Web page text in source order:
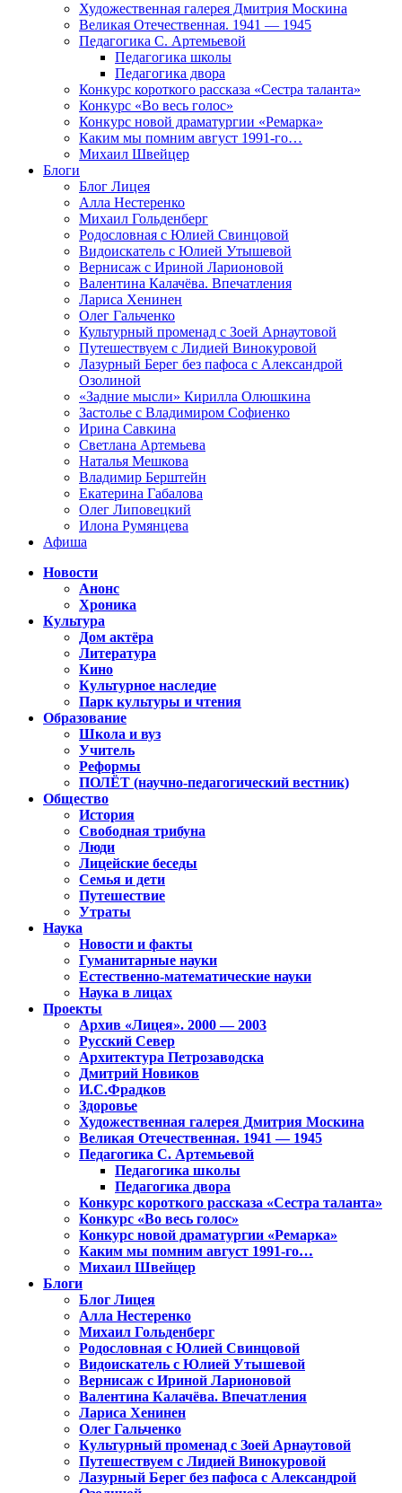
Художественная галерея Дмитрия Москина
Великая Отечественная. 1941 — 1945
Педагогика С. Артемьевой
Педагогика школы
Педагогика двора
Конкурс короткого рассказа «Сестра таланта»
Конкурс «Во весь голос»
Конкурс новой драматургии «Ремарка»
Каким мы помним август 1991-го…
Михаил Швейцер
Блоги
Блог Лицея
Алла Нестеренко
Михаил Гольденберг
Родословная с Юлией Свинцовой
Видоискатель с Юлией Утышевой
Вернисаж с Ириной Ларионовой
Валентина Калачёва. Впечатления
Лариса Хенинен
Олег Гальченко
Культурный променад с Зоей Арнаутовой
Путешествуем с Лидией Винокуровой
Лазурный Берег без пафоса с Александрой
Озолиной
«Задние мысли» Кирилла Олюшкина
Застолье с Владимиром Софиенко
Ирина Савкина
Светлана Артемьева
Наталья Мешкова
Владимир Берштейн
Екатерина Габалова
Олег Липовецкий
Илона Румянцева
Афиша
Новости
Анонс
Хроника
Культура
Дом актёра
Литература
Кино
Культурное наследие
Парк культуры и чтения
Образование
Школа и вуз
Учитель
Реформы
ПОЛЁТ (научно-педагогический вестник)
Общество
История
Свободная трибуна
Люди
Лицейские беседы
Семья и дети
Путешествие
Утраты
Наука
Новости и факты
Гуманитарные науки
Естественно-математические науки
Наука в лицах
Проекты
Архив «Лицея». 2000 — 2003
Русский Север
Архитектура Петрозаводска
Дмитрий Новиков
И.С.Фрадков
Здоровье
Художественная галерея Дмитрия Москина
Великая Отечественная. 1941 — 1945
Педагогика С. Артемьевой
Педагогика школы
Педагогика двора
Конкурс короткого рассказа «Сестра таланта»
Конкурс «Во весь голос»
Конкурс новой драматургии «Ремарка»
Каким мы помним август 1991-го…
Михаил Швейцер
Блоги
Блог Лицея
Алла Нестеренко
Михаил Гольденберг
Родословная с Юлией Свинцовой
Видоискатель с Юлией Утышевой
Вернисаж с Ириной Ларионовой
Валентина Калачёва. Впечатления
Лариса Хенинен
Олег Гальченко
Культурный променад с Зоей Арнаутовой
Путешествуем с Лидией Винокуровой
Лазурный Берег без пафоса с Александрой